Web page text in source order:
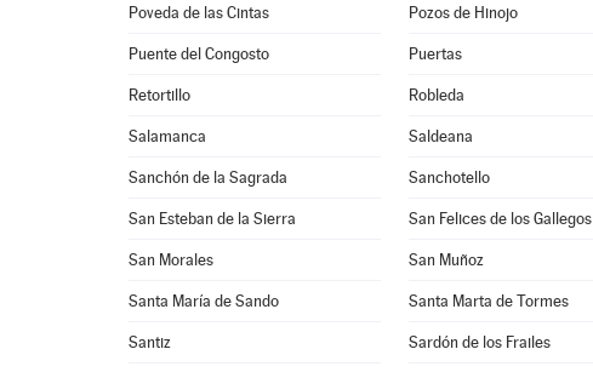
Poveda de las Cintas Pozos de Hinojo
Puente del Congosto Puertas
Retortillo Robleda
Salamanca Saldeana
Sanchón de la Sagrada Sanchotello
San Esteban de la Sierra San Felices de los Gallegos
San Morales San Muñoz
Santa María de Sando Santa Marta de Tormes
Santiz Sardón de los Frailes